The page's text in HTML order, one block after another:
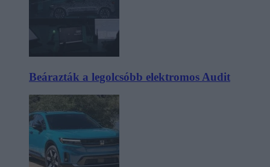
Beárazták a legolcsóbb elektromos Audit